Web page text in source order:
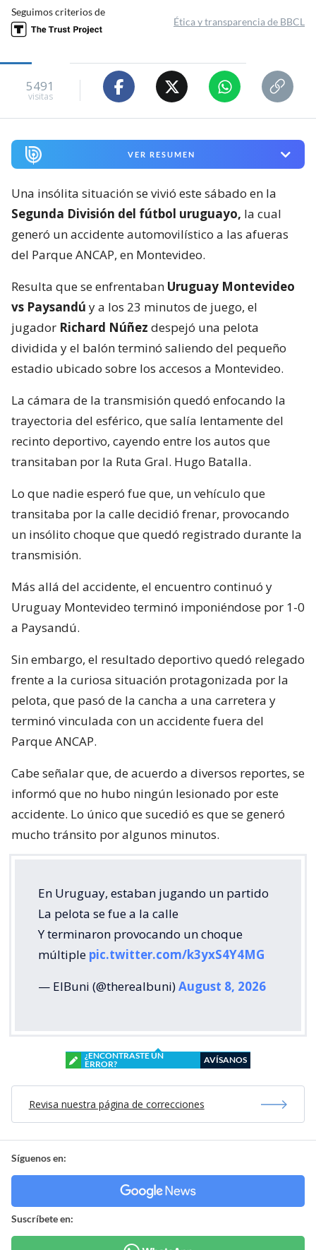
Seguimos criterios de
Ética y transparencia de BBCL
5491
visitas
VER RESUMEN
Una insólita situación se vivió este sábado en la
Segunda División del fútbol uruguayo, la cual
generó un accidente automovilístico a las afueras
del Parque ANCAP, en Montevideo.
Resulta que se enfrentaban Uruguay Montevideo
vs Paysandú y a los 23 minutos de juego, el
jugador Richard Núñez despejó una pelota
dividida y el balón terminó saliendo del pequeño
estadio ubicado sobre los accesos a Montevideo.
La cámara de la transmisión quedó enfocando la
trayectoria del esférico, que salía lentamente del
recinto deportivo, cayendo entre los autos que
transitaban por la Ruta Gral. Hugo Batalla.
Lo que nadie esperó fue que, un vehículo que
transitaba por la calle decidió frenar, provocando
un insólito choque que quedó registrado durante la
transmisión.
Más allá del accidente, el encuentro continuó y
Uruguay Montevideo terminó imponiéndose por 1-0
a Paysandú.
Sin embargo, el resultado deportivo quedó relegado
frente a la curiosa situación protagonizada por la
pelota, que pasó de la cancha a una carretera y
terminó vinculada con un accidente fuera del
Parque ANCAP.
Cabe señalar que, de acuerdo a diversos reportes, se
informó que no hubo ningún lesionado por este
accidente. Lo único que sucedió es que se generó
mucho tránsito por algunos minutos.
En Uruguay, estaban jugando un partido
La pelota se fue a la calle
Y terminaron provocando un choque
múltiple pic.twitter.com/k3yxS4Y4MG
— ElBuni (@therealbuni)August 8, 2026
¿ENCONTRASTE UN
ERROR?
AVÍSANOS
Revisa nuestra página de correcciones
Síguenos en:
Suscríbete en: